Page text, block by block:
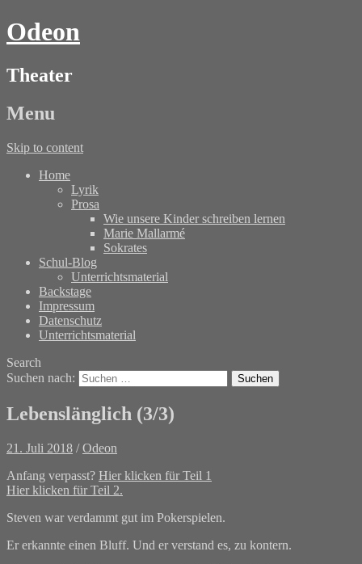
Odeon
Theater
Menu
Skip to content
Home
Lyrik
Prosa
Wie unsere Kinder schreiben lernen
Marie Mallarmé
Sokrates
Schul-Blog
Unterrichtsmaterial
Backstage
Impressum
Datenschutz
Unterrichtsmaterial
Search
Suchen nach:
Lebenslänglich (3/3)
21. Juli 2018 /Odeon
Anfang verpasst? Hier klicken für Teil 1
Hier klicken für Teil 2.
Steven war verdammt gut im Pokerspielen.
Er erkannte einen Bluff. Und er verstand es, zu kontern.